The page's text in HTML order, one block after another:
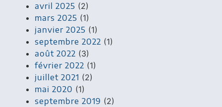
avril 2025 (2)
mars 2025 (1)
janvier 2025 (1)
septembre 2022 (1)
août 2022 (3)
février 2022 (1)
juillet 2021 (2)
mai 2020 (1)
septembre 2019 (2)